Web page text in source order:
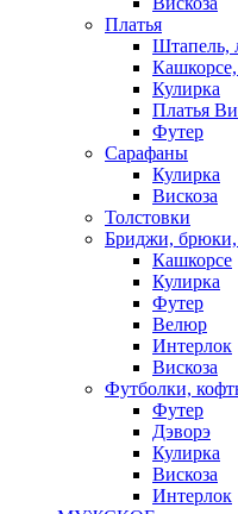
Платья
Штапель,
Кулирка
Платья
Футер
Сарафаны
Кулирка
Вискоза
Толстовки
Бриджи,
Кашкорсе
Кулирка
Футер
Велюр
Интерлок
Вискоза
Футболки,
Футер
Дэворэ
Кулирка
Вискоза
Интерлок